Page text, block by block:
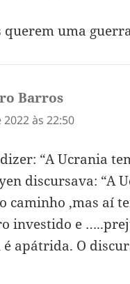
querem uma
Barros
às 22:50
“A Ucrania
discursava: “A
caminho ,mas aí
investido e
apátrida. O